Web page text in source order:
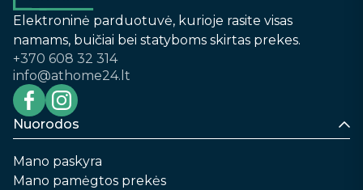
Elektroninė parduotuvė, kurioje rasite visas
namams, buičiai bei statyboms skirtas prekes.
+370 608 32 314
info@athome24.lt
Nuorodos
Mano paskyra
Mano pamėgtos prekės